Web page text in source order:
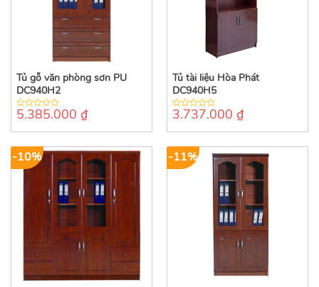
Tủ gỗ văn phòng sơn PU
DC940H2
0
of
5.385.000 ₫
Tủ tài liệu Hòa Phát
DC940H5
0
of
3.737.000 ₫
-10% -11%